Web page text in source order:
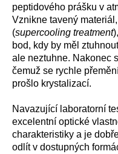
peptidového prášku v
Vznikne tavený
(supercooling treatment
bod, kdy by měl
ale neztuhne. Nakonec
čemuž se rychle
prošlo krystalizací.
Navazující laboratorní
excelentní optické
charakteristiky a je
odlít v dostupných